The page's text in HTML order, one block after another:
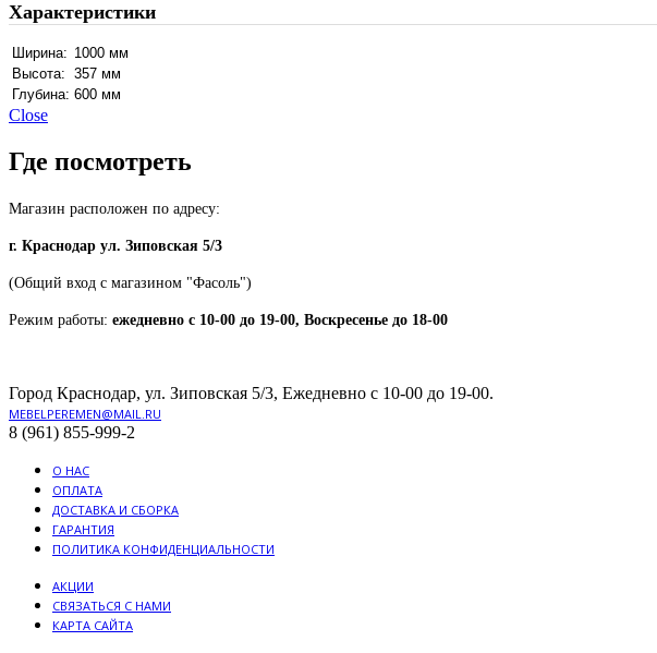
Характеристики
Ширина: 1000 мм
Высота: 357 мм
Глубина: 600 мм
Close
Где посмотреть
Магазин расположен по адресу:
г. Краснодар ул. Зиповская 5/3
(Общий вход с магазином "Фасоль")
Режим работы: ежедневно с 10-00 до 19-00, Воскресенье до 18-00
Город Краснодар, ул. Зиповская 5/3, Ежедневно с 10-00 до 19-00.
MEBELPEREMEN@MAIL.RU
8 (961) 855-999-2
О НАС
ОПЛАТА
ДОСТАВКА И СБОРКА
ГАРАНТИЯ
ПОЛИТИКА КОНФИДЕНЦИАЛЬНОСТИ
АКЦИИ
СВЯЗАТЬСЯ С НАМИ
КАРТА САЙТА